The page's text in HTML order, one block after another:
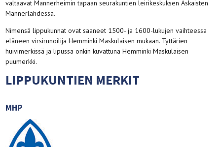
valtaavat Mannerheimin tapaan seurakuntien leirikeskuksen Askaisten
Mannerlahdessa.
Nimensä lippukunnat ovat saaneet 1500- ja 1600-lukujen vaihteessa
eläneen virsirunoilija Hemminki Maskulaisen mukaan. Tyttärien
huivimerkissä ja lipussa onkin kuvattuna Hemminki Maskulaisen
puumerkki.
LIPPUKUNTIEN MERKIT
MHP